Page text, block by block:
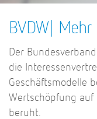
BVDW |
Der
die
Geschäftsmodelle
Wertschöpfung auf
beruht.